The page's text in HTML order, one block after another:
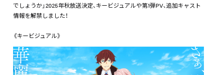
でしょうか」2025年秋放送決定、キービジュアルや第1弾PV、追加キャスト
情報を解禁しました！
《キービジュアル》